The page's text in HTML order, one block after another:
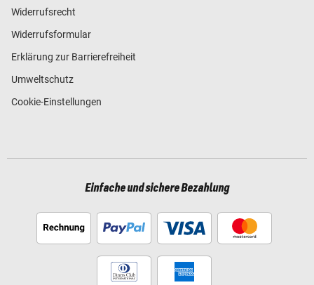
Widerrufsrecht
Widerrufsformular
Erklärung zur Barrierefreiheit
Umweltschutz
Cookie-Einstellungen
Einfache und sichere Bezahlung